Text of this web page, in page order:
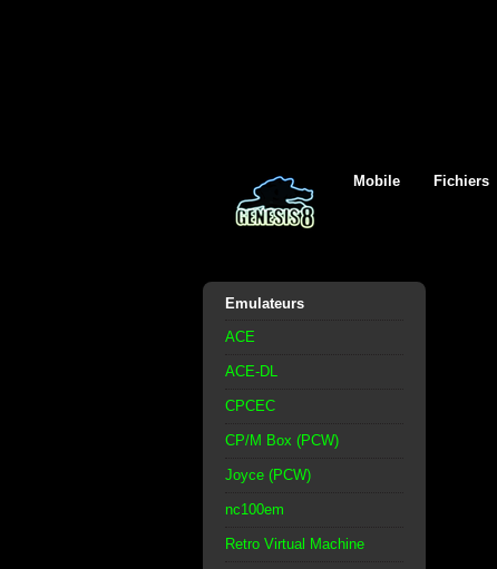
Mobile Fichiers
Emulateurs
ACE
ACE-DL
CPCEC
CP/M Box (PCW)
Joyce (PCW)
nc100em
Retro Virtual Machine